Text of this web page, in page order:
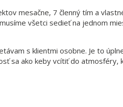
mesačne, 7 členný tím a
všetci sedieť na jednom
s klientmi osobne. Je to
sa ako keby vcítiť do